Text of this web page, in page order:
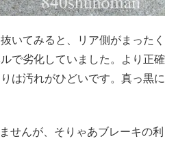
いてみると、リア側がまったく
で劣化していました。より正確
は汚れがひどいです。真っ黒に
せんが、そりゃあブレーキの利